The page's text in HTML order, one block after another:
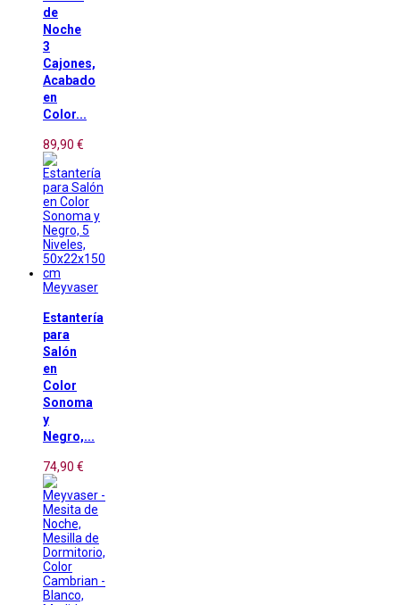
de
Noche
3
Cajones,
Acabado
en
Color...
89,90 €
Meyvaser
Estantería
para
Salón
en
Color
Sonoma
y
Negro,...
74,90 €